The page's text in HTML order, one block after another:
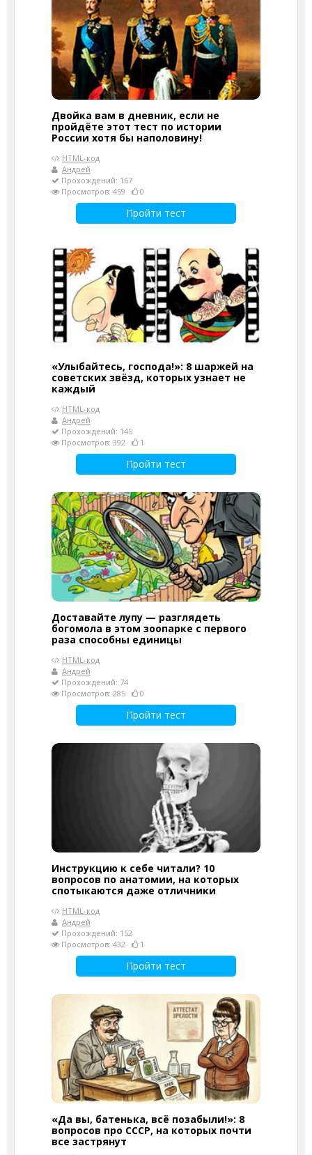
Двойка вам в дневник, если не
пройдёте этот тест по истории
России хотя бы наполовину!
HTML-код
Андрей
Прохождений: 167
Просмотров: 459
0
Пройти тест
«Улыбайтесь, господа!»: 8 шаржей на
советских звёзд, которых узнает не
каждый
HTML-код
Андрей
Прохождений: 145
Просмотров: 392
1
Пройти тест
Доставайте лупу — разглядеть
богомола в этом зоопарке с первого
раза способны единицы
HTML-код
Андрей
Прохождений: 74
Просмотров: 285
0
Пройти тест
Инструкцию к себе читали? 10
вопросов по анатомии, на которых
спотыкаются даже отличники
HTML-код
Андрей
Прохождений: 152
Просмотров: 432
1
Пройти тест
«Да вы, батенька, всё позабыли!»: 8
вопросов про СССР, на которых почти
все застрянут